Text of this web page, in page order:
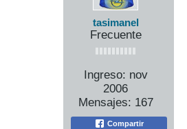
tasimanel
Frecuente
Ingreso: nov
2006
Mensajes: 167
Compartir